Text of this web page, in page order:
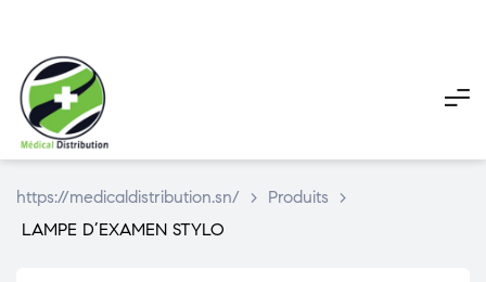
https://medicaldistribution.sn/ > Produits
>
LAMPE D’EXAMEN STYLO